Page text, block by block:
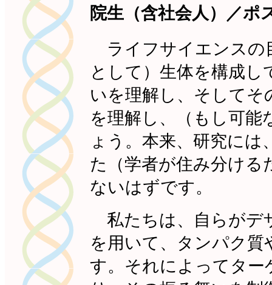
院生（含社会人）／ポ
ライフサイエンスの
として）生体を構成
いを理解し、そしてそ
を理解し、（もし可
ょう。本来、研究には
た（学者が住み分ける
ないはずです。
私たちは、自らがデ
を用いて、タンパク
す。それによってター